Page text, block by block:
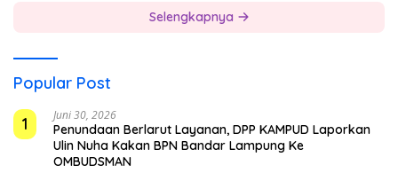
Selengkapnya
Popular Post
1
Juni 30, 2026
Penundaan Berlarut Layanan, DPP KAMPUD Laporkan
Ulin Nuha Kakan BPN Bandar Lampung Ke
OMBUDSMAN